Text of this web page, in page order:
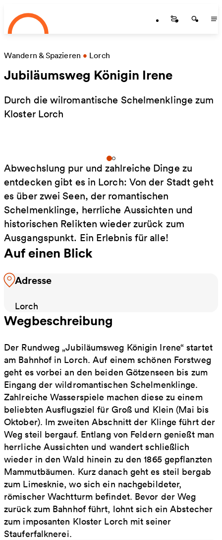
Zum Hauptinhalt springen
Startseite
Wandern & Spazieren • Lorch
Jubiläumsweg Königin Irene
Durch die wilromantische Schelmenklinge zum
Kloster Lorch
Abwechslung pur und zahlreiche Dinge zu
entdecken gibt es in Lorch: Von der Stadt geht
es über zwei Seen, der romantischen
Schelmenklinge, herrliche Aussichten und
historischen Relikten wieder zurück zum
Ausgangspunkt. Ein Erlebnis für alle!
Auf einen Blick
Adresse
Lorch
Wegbeschreibung
Der Rundweg „Jubiläumsweg Königin Irene“ startet
am Bahnhof in Lorch. Auf einem schönen Forstweg
geht es vorbei an den beiden Götzenseen bis zum
Eingang der wildromantischen Schelmenklinge.
Zahlreiche Wasserspiele machen diese zu einem
beliebten Ausflugsziel für Groß und Klein (Mai bis
Oktober). Im zweiten Abschnitt der Klinge führt der
Weg steil bergauf. Entlang von Feldern genießt man
herrliche Aussichten und wandert schließlich
wieder in den Wald hinein zu den 1865 gepflanzten
Mammutbäumen. Kurz danach geht es steil bergab
zum Limesknie, wo sich ein nachgebildeter,
römischer Wachtturm befindet. Bevor der Weg
zurück zum Bahnhof führt, lohnt sich ein Abstecher
zum imposanten Kloster Lorch mit seiner
Stauferfalknerei.